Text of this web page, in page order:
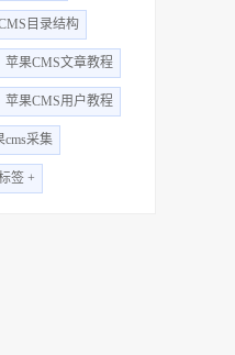
目录结构
苹果CMS文章教程
苹果CMS用户教程
cms采集
签 +